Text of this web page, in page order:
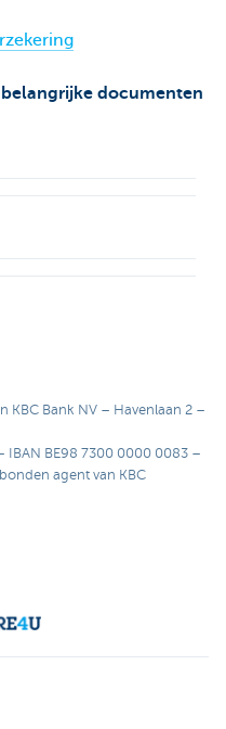
documenten
KBC Bank NV – Havenlaan 2 –
IBAN BE98 7300 0000 0083 –
agent van KBC